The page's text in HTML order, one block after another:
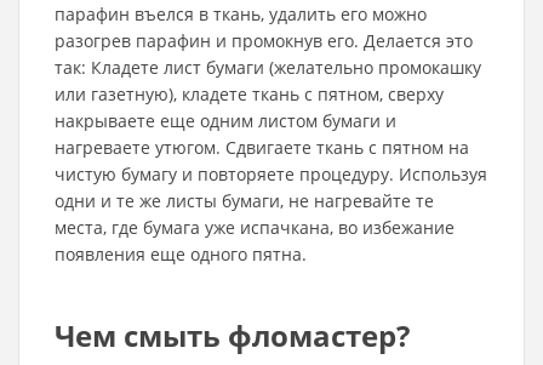
парафин въелся в ткань, удалить его можно
разогрев парафин и промокнув его. Делается это
так: Кладете лист бумаги (желательно промокашку
или газетную), кладете ткань с пятном, сверху
накрываете еще одним листом бумаги и
нагреваете утюгом. Сдвигаете ткань с пятном на
чистую бумагу и повторяете процедуру. Используя
одни и те же листы бумаги, не нагревайте те
места, где бумага уже испачкана, во избежание
появления еще одного пятна.
Чем смыть фломастер?